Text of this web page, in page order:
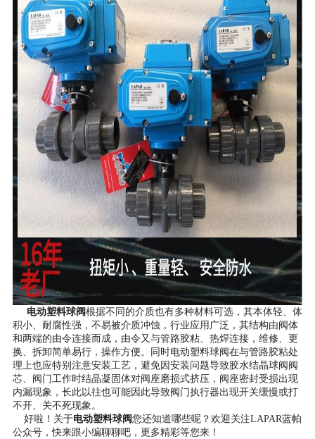
电动塑料球阀根据不同的介质也有多种材料可选，其本体轻、体
积小、耐腐性强，不易被介质冲蚀，行业应用广泛，其结构由阀体
和两端的由令连接而成，由令又与管路胶粘、热焊连接，维修、更
换、拆卸简单易行，操作方便。同时电动塑料球阀在与管路胶粘处
理上也应特别注意安装工艺，避免因安装问题导致胶水结晶球阀阀
芯、阀门工作时结晶凝固体对阀座磨损式挤压，阀座密封受损出现
内漏现象，长此以往也可能因此导致阀门执行器出现开关缓慢或打
不开、关不死现象。
好啦！关于电动塑料球阀您还知道哪些呢？欢迎关注LAPAR蓝帕
公众号，快来跟小编聊聊吧，更多精彩等您来！